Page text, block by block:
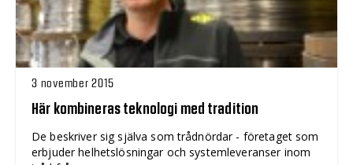
3 november 2015
Här kombineras teknologi med tradition
De beskriver sig själva som trådnördar - företaget som
erbjuder helhetslösningar och systemleveranser inom